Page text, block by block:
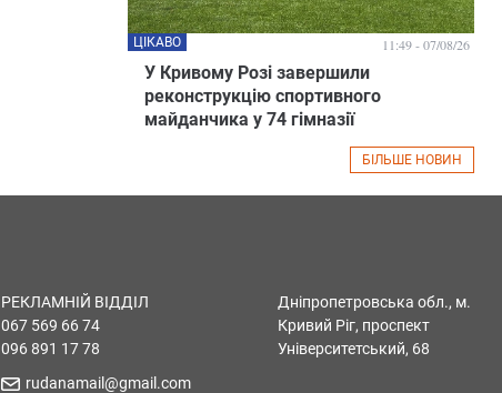
У Кривому Розі завершили
реконструкцію спортивного
майданчика у 74 гімназії
ЦІКАВО 11:49 - 07/08/26
БІЛЬШЕ НОВИН
РЕКЛАМНІЙ ВІДДІЛ
067 569 66 74
096 891 17 78
rudanamail@gmail.com
Дніпропетровська обл., м.
Кривий Ріг, проспект
Університетський, 68